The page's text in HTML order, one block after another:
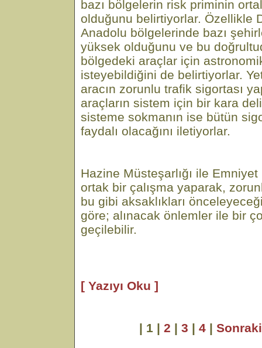
bazı bölgelerin risk priminin
olduğunu belirtiyorlar. Özellikle
Anadolu bölgelerinde bazı
yüksek olduğunu ve bu
bölgedeki araçlar için
isteyebildiğini de belirtiyorlar.
aracın zorunlu trafik sigortası
araçların sistem için bir kara
sisteme sokmanın ise bütün
faydalı olacağını iletiyorlar.
Hazine Müsteşarlığı ile
ortak bir çalışma yaparak,
bu gibi aksaklıkları
göre; alınacak önlemler ile bir
geçilebilir.
[ Yazıyı Oku ]
| 1 | 2 | 3 | 4 |